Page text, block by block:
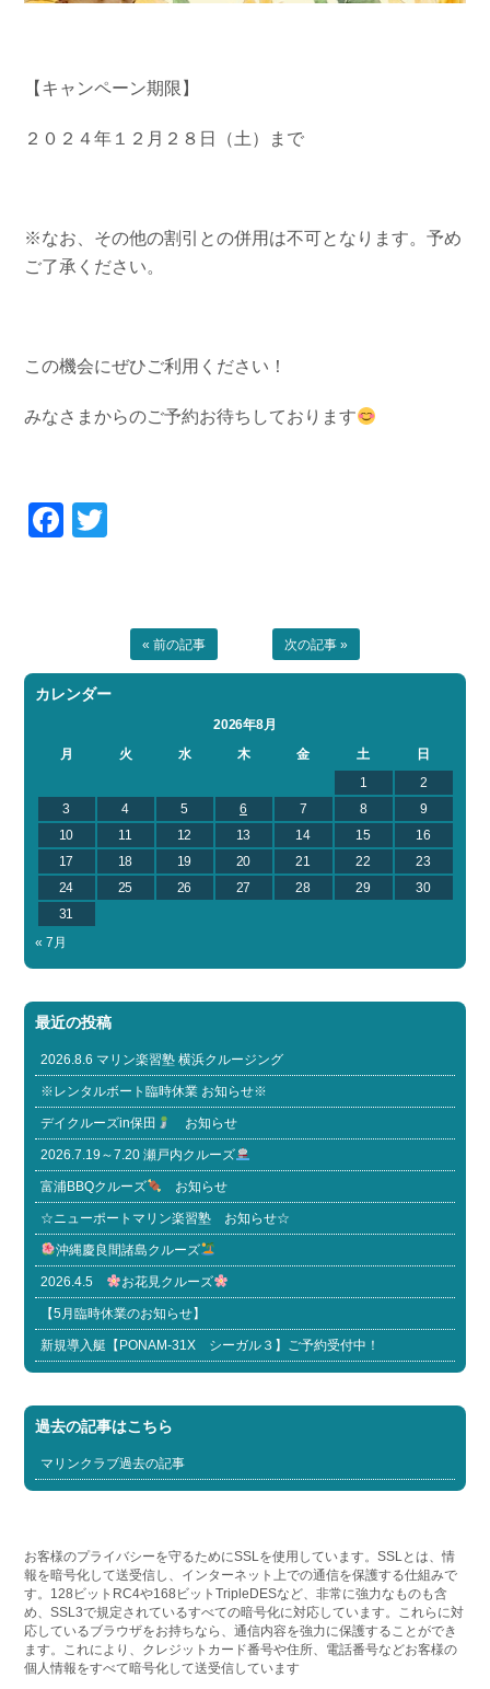
【キャンペーン期限】
２０２４年１２月２８日（土）まで
※なお、その他の割引との併用は不可となります。予め
ご了承ください。
この機会にぜひご利用ください！
みなさまからのご予約お待ちしております
Facebook
« 前の記事 次の記事 »
カレンダー
2026年8月
月
火 水 木 金 土
日
1
2
3
4 5 6 7 8
9
10
11 12 13 14 15
16
17
18 19 20 21 22
23
24
25 26 27 28 29
30
31
« 7月
最近の投稿
2026.8.6 マリン楽習塾 横浜クルージング
※レンタルボート臨時休業 お知らせ※
デイクルーズin保田 お知らせ
2026.7.19～7.20 瀬戸内クルーズ
富浦BBQクルーズ お知らせ
☆ニューポートマリン楽習塾 お知らせ☆
沖縄慶良間諸島クルーズ
2026.4.5 お花見クルーズ
【5月臨時休業のお知らせ】
新規導入艇【PONAM-31X シーガル３】ご予約受付中！
過去の記事はこちら
マリンクラブ過去の記事
お客様のプライバシーを守るためにSSLを使用しています。SSLとは、情
報を暗号化して送受信し、インターネット上での通信を保護する仕組みで
す。128ビットRC4や168ビットTripleDESなど、非常に強力なものも含
め、SSL3で規定されているすべての暗号化に対応しています。これらに対
応しているブラウザをお持ちなら、通信内容を強力に保護することができ
ます。これにより、クレジットカード番号や住所、電話番号などお客様の
個人情報をすべて暗号化して送受信しています